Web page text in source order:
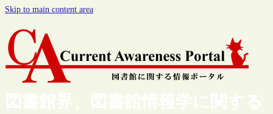
Skip to main content area
図書館界、図書館情報学に関する